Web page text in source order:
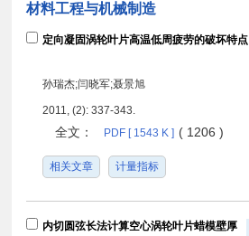
材料工程与机械制造
定向凝固涡轮叶片高温低周疲劳的破坏特点
孙瑞杰;闫晓军;聂景旭
2011, (2): 337-343.
全文： PDF [ 1543 K ] ( 1206 )
相关文章 计量指标
内切圆弦长法计算空心涡轮叶片蜡模壁厚